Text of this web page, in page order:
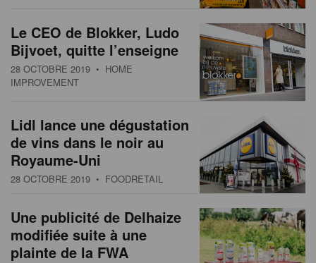
Le CEO de Blokker, Ludo
Bijvoet, quitte l’enseigne
28 OCTOBRE 2019 • HOME
IMPROVEMENT
Lidl lance une dégustation
de vins dans le noir au
Royaume-Uni
28 OCTOBRE 2019 • FOODRETAIL
Une publicité de Delhaize
modifiée suite à une
plainte de la FWA